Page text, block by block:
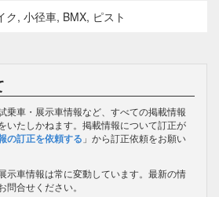
ク, 小径車, BMX, ピスト
乗車・展示車情報など、すべての掲載情報
いたしかねます。掲載情報について訂正が
の訂正を依頼する 」から訂正依頼をお願い
示車情報は常に変動しています。最新の情
合せください。